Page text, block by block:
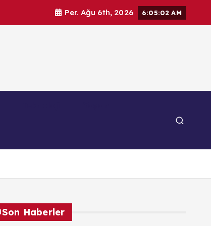
Per. Ağu 6th, 2026 6:05:03 AM
Son Haberler